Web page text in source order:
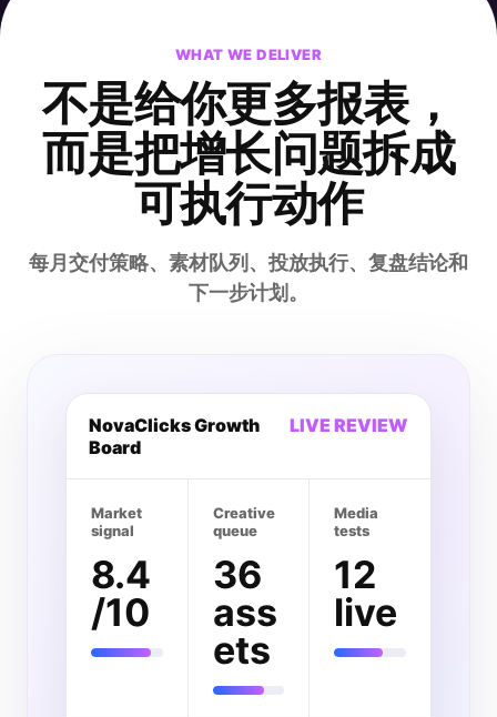
WHAT WE DELIVER
不是给你更多报表，
而是把增长问题拆成
可执行动作
每月交付策略、素材队列、投放执行、复盘结论和
下一步计划。
NovaClicks Growth
Board
LIVE REVIEW
Market
signal
8.4
/10
Creative
queue
36
ass
ets
Media
tests
12
live